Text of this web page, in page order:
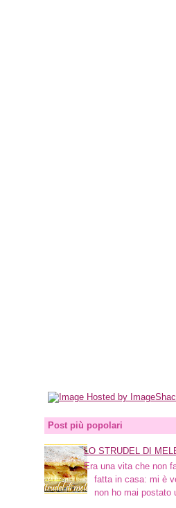
Post più popolari
LO STRUDEL DI
Era una vita che non
fatta in casa: mi è
non ho mai postato